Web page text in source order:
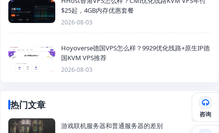
$25起，4GB内存优惠套餐
2026-08-03
Hoyoverse德国VPS怎么样？9929优化线路+原生IP德
国KVM VPS推荐
2026-08-03
热门文章
游戏联机服务器和普通服务器的差别
咨询